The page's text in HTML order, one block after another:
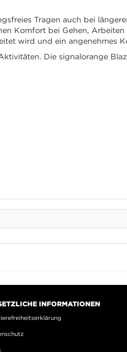
Tragen auch bei
Komfort bei Gehen,
wird und ein angenehmes
Die signalorange
INFORMATIONEN